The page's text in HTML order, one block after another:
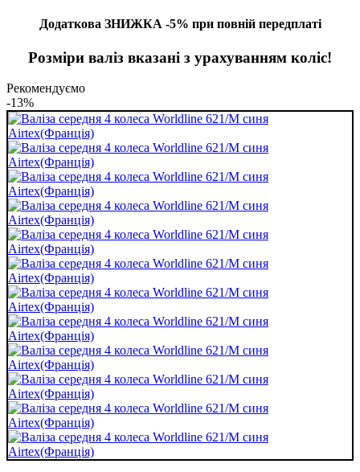
Додаткова ЗНИЖКА -5% при повній передплаті
Розміри валіз вказані з урахуванням коліс!
Рекомендуємо
-13%